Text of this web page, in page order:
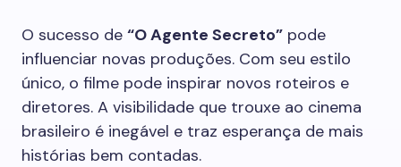
O sucesso de “O Agente Secreto” pode
influenciar novas produções. Com seu estilo
único, o filme pode inspirar novos roteiros e
diretores. A visibilidade que trouxe ao cinema
brasileiro é inegável e traz esperança de mais
histórias bem contadas.